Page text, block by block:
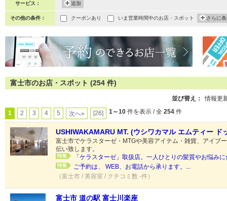
サービス： 追加
その他の条件： クーポンあり いま営業時間中のお店・スポット さらに
富士市のお店・スポット (254 件)
並び替え： 情報更
1 2 3 4 5 次へ» [26] 1～10 件を表示 / 全 254 件
USHIWAKAMARU MT. (ウシワカマル エムティー ド
富士市でケラスターゼ・MTGや美容アイテム・雑貨、アイブ
伝い致します。
「ケラスターゼ」取扱店。一人ひとりの髪質やお悩み
ご予約は、 WEB、お電話から承ります。...
（富士市 / 美容室 / クチコミ数 -件）
富士市 道の駅 富士川楽座